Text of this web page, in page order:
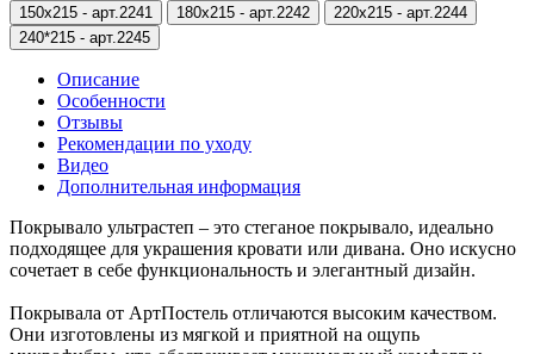
150х215 - арт.2241 180х215 - арт.2242 220х215 - арт.2244
240*215 - арт.2245
Описание
Особенности
Отзывы
Рекомендации по уходу
Видео
Дополнительная информация
Покрывало ультрастеп – это стеганое покрывало, идеально
подходящее для украшения кровати или дивана. Оно искусно
сочетает в себе функциональность и элегантный дизайн.
Покрывала от АртПостель отличаются высоким качеством.
Они изготовлены из мягкой и приятной на ощупь